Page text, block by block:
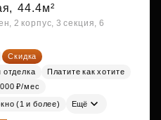
44.4м²
2 корпус, 3 секция, 6
Скидка
отделка
Платите как хотите
₽/мес
(1 и более) Ещё